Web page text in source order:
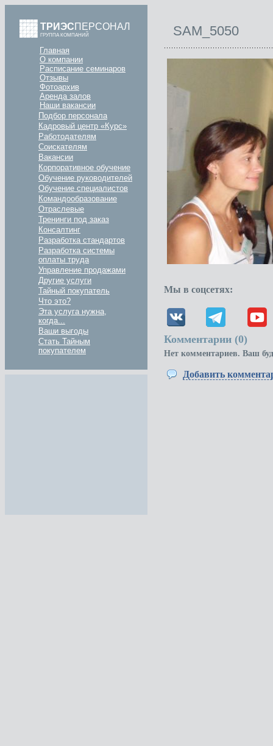
ТРИЭСПЕРСОНАЛ
ГРУППА КОМПАНИЙ
Главная
О компании
Расписание семинаров
Отзывы
Фотоархив
Аренда залов
Наши вакансии
Подбор персонала
Кадровый центр «Курс»
Работодателям
Соискателям
Вакансии
Корпоративное обучение
Обучение руководителей
Обучение специалистов
Командообразование
Отраслевые
Тренинги под заказ
Консалтинг
Разработка стандартов
Разработка системы
оплаты труда
Управление продажами
Другие услуги
Тайный покупатель
Что это?
Эта услуга нужна,
когда...
Ваши выгоды
Стать Тайным
покупателем
SAM_5050
Мы в соцсетях:
Комментарии (0)
Нет комментариев. Ваш
Добавить